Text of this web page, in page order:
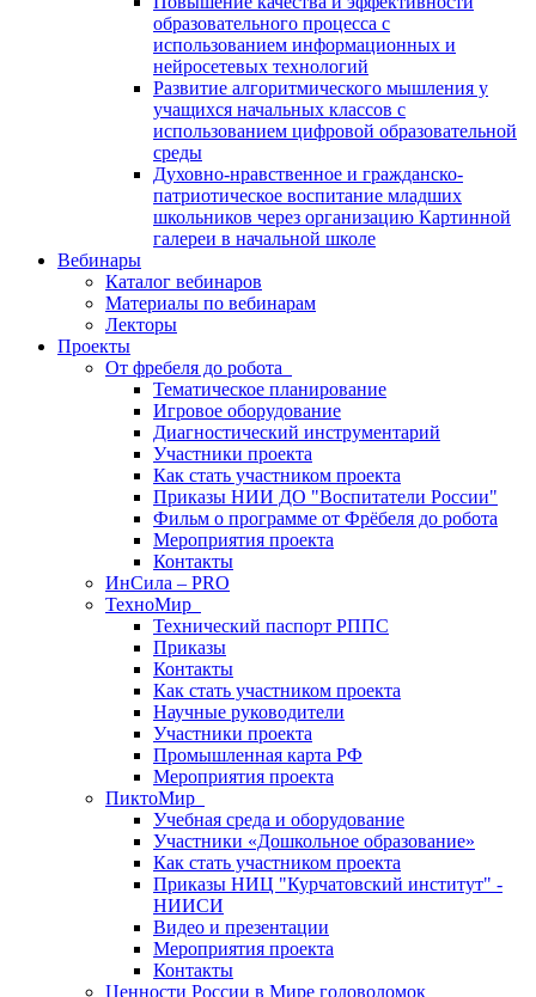
образовательного процесса с
использованием информационных и
нейросетевых технологий
Развитие алгоритмического мышления у
учащихся начальных классов с
использованием цифровой образовательной
среды
Духовно-нравственное и гражданско-
патриотическое воспитание младших
школьников через организацию Картинной
галереи в начальной школе
Вебинары
Каталог вебинаров
Материалы по вебинарам
Лекторы
Проекты
От фребеля до робота
Тематическое планирование
Игровое оборудование
Диагностический инструментарий
Участники проекта
Как стать участником проекта
Приказы НИИ ДО "Воспитатели России"
Фильм о программе от Фрёбеля до робота
Мероприятия проекта
Контакты
ИнСила – PRO
ТехноМир
Технический паспорт РППС
Приказы
Контакты
Как стать участником проекта
Научные руководители
Участники проекта
Промышленная карта РФ
Мероприятия проекта
ПиктоМир
Учебная среда и оборудование
Участники «Дошкольное образование»
Как стать участником проекта
Приказы НИЦ "Курчатовский институт" -
НИИСИ
Видео и презентации
Мероприятия проекта
Контакты
Ценности России в Мире головоломок